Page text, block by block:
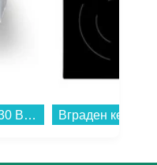
Бойлер Tesy Bilight GCHL 80 44 30 B12 TSR , 3 , 80 , C , Хоризонтален...